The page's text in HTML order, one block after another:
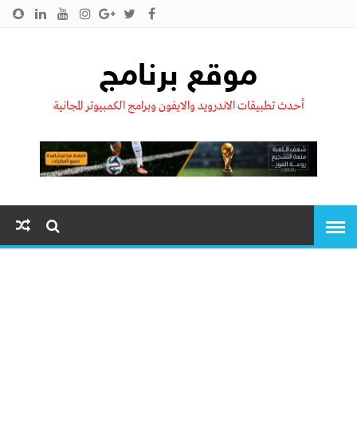
موقع برنامج
أحدث تطبيقات الاندرويد والايفون وبرامج الكمبيوتر المجانية